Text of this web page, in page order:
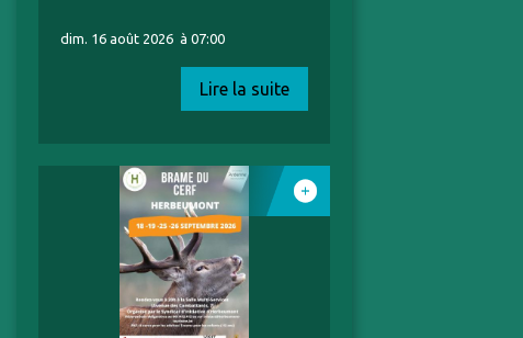
dim. 16 août 2026 à 07:00
Lire la suite